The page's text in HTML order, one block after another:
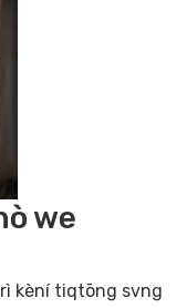
we
kèní tiqtōng svng